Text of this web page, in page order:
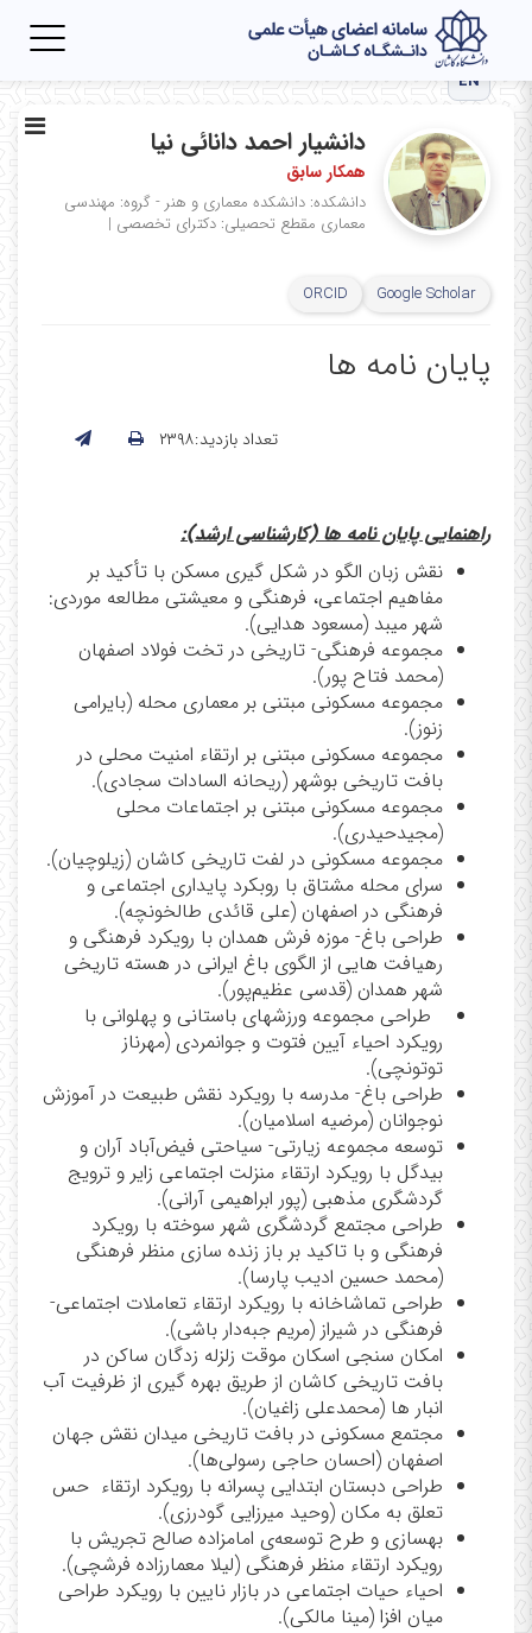
EN
دانشیار احمد دانائی نیا
همکار سابق
دانشکده: دانشکده معماری و هنر - گروه: مهندسی
معماری مقطع تحصیلی: دکترای تخصصی |
Google Scholar
ORCID
پایان نامه ها
تعداد بازدید:۲۳۹۸
راهنمایی پایان نامه ها (کارشناسی ارشد):
نقش زبان الگو در شکل گیری مسکن با تأکید بر
مفاهیم اجتماعی، فرهنگی و معیشتی مطالعه موردی:
شهر میبد (مسعود هدایی).
مجموعه فرهنگی- تاریخی در تخت فولاد اصفهان
(محمد فتاح پور).
مجموعه مسکونی مبتنی بر معماری محله (بایرامی
زنوز).
مجموعه مسکونی مبتنی بر ارتقاء امنیت محلی در
بافت تاریخی بوشهر (ریحانه السادات سجادی).
مجموعه مسکونی مبتنی بر اجتماعات محلی
(مجیدحیدری).
مجموعه مسکونی در لفت تاریخی کاشان (زیلوچیان).
سرای محله مشتاق با روبکرد پایداری اجتماعی و
فرهنگی در اصفهان (علی قائدی طالخونچه).
طراحی باغ- موزه فرش همدان با رویکرد فرهنگی و
رهیافت هایی از الگوی باغ ایرانی در هسته تاریخی
شهر همدان (قدسی عظیم‌پور).
طراحی مجموعه ورزشهای باستانی و پهلوانی با
رویکرد احیاء آیین فتوت و جوانمردی (مهرناز
توتونچی).
طراحی باغ- مدرسه با رویکرد نقش طبیعت در آموزش
نوجوانان (مرضیه اسلامیان.(
توسعه مجموعه زیارتی- سیاحتی فیض‌آباد آران و
بیدگل با رویکرد ارتقاء منزلت اجتماعی زایر و ترویج
گردشگری مذهبی (پور ابراهیمی آرانی).
طراحی مجتمع گردشگری شهر سوخته با رویکرد
فرهنگی و با تاکید بر باز زنده سازی منظر فرهنگی
(محمد حسین ادیب پارسا).
طراحی تماشاخانه با رویکرد ارتقاء تعاملات اجتماعی-
فرهنگی در شیراز (مریم جبه‌دار باشی).
امکان سنجی اسکان موقت زلزله زدگان ساکن در
بافت تاریخی کاشان از طریق بهره گیری از ظرفیت آب
انبار ها (محمدعلی زاغیان).
مجتمع مسکونی در بافت تاریخی میدان نقش جهان
اصفهان (احسان حاجی رسولی‌ها).
طراحی دبستان ابتدایی پسرانه با رویکرد ارتقاء حس
تعلق به مکان (وحید میرزایی گودرزی).
بهسازی و طرح توسعه‌ی امامزاده صالح تجریش با
رویکرد ارتقاء منظر فرهنگی (لیلا معمارزاده فرشچی).
احیاء حیات اجتماعی در بازار نایین با رویکرد طراحی
میان افزا (مینا مالکی).